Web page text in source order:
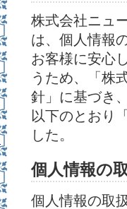
株式会社ニュ
は、個人情報
お客様に安心
うため、「株
針」に基づき
以下のとおり
した。
個人情報の
個人情報の取